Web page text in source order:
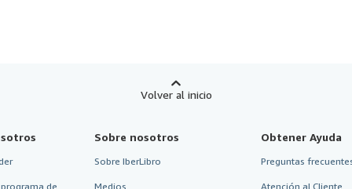
Volver al inicio
de
Sobre nosotros
Sobre IberLibro
Medios
Obtener Ayuda
Preguntas
Atención al Cliente